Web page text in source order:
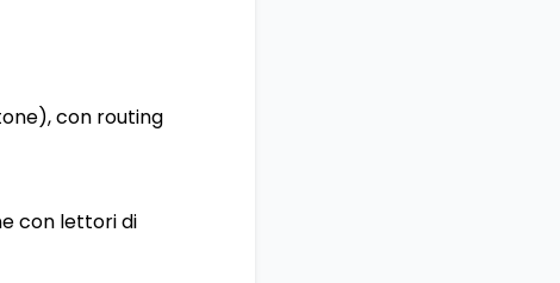
con routing
con lettori di